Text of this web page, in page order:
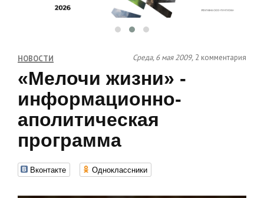
НОВОСТИ Среда, 6 мая 2009, 2 комментария
«Мелочи жизни» -
информационно-
аполитическая
программа
Вконтакте Одноклассники